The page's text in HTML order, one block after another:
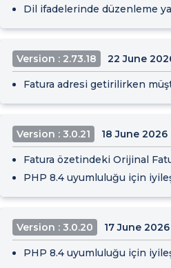
Dil ifadelerinde düzenleme
Version : 2.73.18 22 June
Fatura adresi getirilirken
Version : 3.0.21 18 June 2026
Fatura özetindeki Orijinal
PHP 8.4 uyumluluğu için
Version : 3.0.20 17 June 2026
PHP 8.4 uyumluluğu için